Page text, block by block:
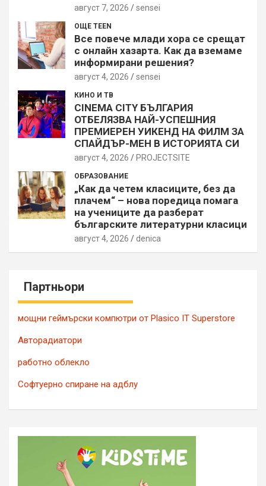
август 7, 2026 sensei
ОЩЕ TEEN
Все повече млади хора се срещат
с онлайн хазарта. Как да вземаме
информирани решения?
август 4, 2026 sensei
КИНО И ТВ
CINEMA CITY БЪЛГАРИЯ
ОТБЕЛЯЗВА НАЙ-УСПЕШНИЯ
ПРЕМИЕРЕН УИКЕНД НА ФИЛМ ЗА
СПАЙДЪР-МЕН В ИСТОРИЯТА СИ
август 4, 2026 PROJECTSITЕ
ОБРАЗОВАНИЕ
„Как да четем класиците, без да
плачем“ – нова поредица помага
на учениците да разберат
българските литературни класици
август 4, 2026 denica
Партньори
мощни геймърски компютри от Plasico IT Superstore
Авторадиатори
работно облекло
Софтуерно спиране на адблу